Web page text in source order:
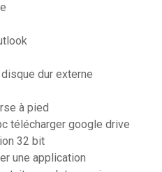
dur externe
à pied
télécharger google drive
32 bit
une application